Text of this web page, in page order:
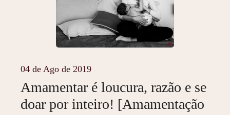
04 de Ago de 2019
Amamentar é loucura, razão e se
doar por inteiro! [Amamentação